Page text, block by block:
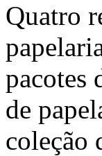
Quatro
pacotes
de
coleção